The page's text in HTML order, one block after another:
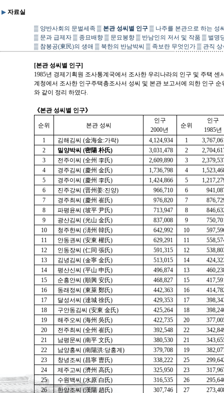
▶ 자료실
▒ 양반사회의 문벌세족 ▒ 본관 성씨별 인구 ▒ 나주를 본관으로 하는 성
▒ 문과 급제자 ▒ 종묘배향 ▒ 문묘봉향 ▒ 반남인의 저서 및 작품 ▒ 벌명
▒ 참봉공(東民)의 생애 ▒ 북한의 반남박씨 ▒ 족보란 무엇인가 ▒ 관직 상
[본관 성씨별 인구]
1985년 경제기획원 조사통계국에서 조사한 우리나라의 인구 및 주택 센
계청에서 조사한 인구주택총조사서 성씨 및 본관 보고서에 의한 인구
와 같이 정리 하였다.
《본관 성씨별 인구》
순위 본관 성씨
인구
순위
인구
2000년
1985년
1
김해김씨 (金海金:가락) 4,124,934 1
2
밀양박씨 (密陽 朴氏) 3,031,478 2
3
전주이씨 (全州 李氏) 2,609,890 3
4
경주김씨 (慶州 金氏) 1,736,798 4
5
경주이씨 (慶州 李氏) 1,424,866 5
6
진주강씨 (晋州姜:진양) 966,710 6
7
경주최씨 (慶州 崔氏) 976,820 7
8
파평윤씨 (坡平 尹氏) 713,947 8
9
광산김씨 (光山 金氏) 837,008 9
10
청주한씨 (淸州 韓氏) 642,992 10
11
안동권씨 (安東 權氏) 629,291 11
12
인동장씨 (仁同 張氏) 591,315 12
13
김녕김씨 (金寧 金氏) 513,015 14
14
평산신씨 (平山 申氏) 496,874 13
15
순흥안씨 (順興 安氏) 468,827 15
16
동래정씨 (東萊 鄭氏) 442,363 16
17
달성서씨 (達城 徐氏) 429,353 17
18
구안동김씨 (安東 金氏) 425,264 18
19
해주오씨 (海州 吳氏) 422,735 20
20
전주최씨 (全州 崔氏) 392,548 22
21
남평문씨 (南平 文氏) 380,530 21
22
남양홍씨 (南陽洪:당홍계) 379,708 19
23
창녕조씨 (昌寧 曺氏) 338,222 25
24
제주고씨 (濟州 高氏) 325,950 23
25
수원백씨 (水原 白氏) 316,535 26
26
한양조씨 (漢陽 趙氏) 307,746 27